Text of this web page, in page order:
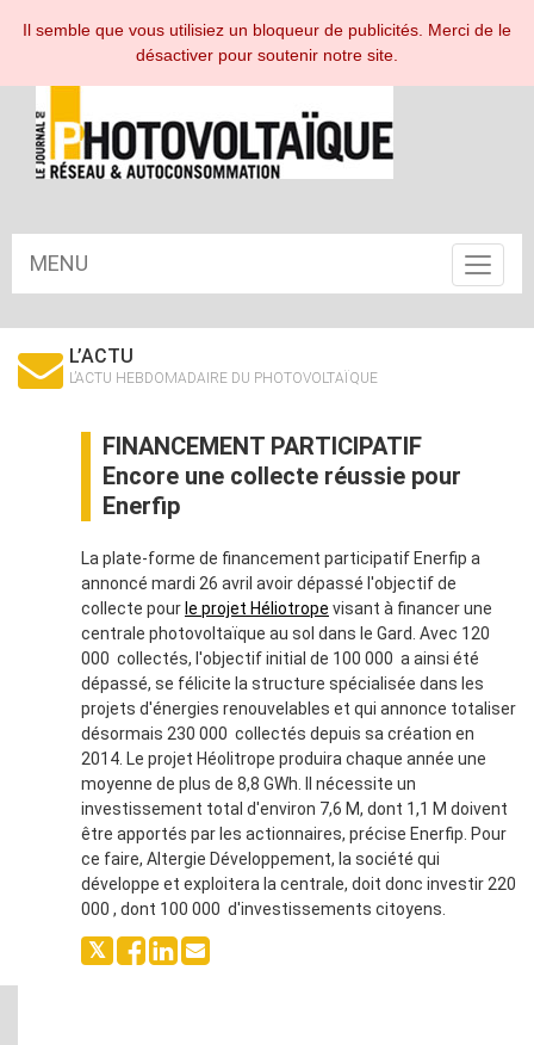
ESPACE ABONNÉ
MENU
Toggle
L’ACTU
L’ACTU HEBDOMADAIRE DU PHOTOVOLTAÏQUE
FINANCEMENT PARTICIPATIF
Encore une collecte réussie pour
Enerfip
La plate-forme de financement participatif Enerfip a
annoncé mardi 26 avril avoir dépassé l'objectif de
collecte pour le projet Héliotrope visant à financer une
centrale photovoltaïque au sol dans le Gard. Avec 120
000  collectés, l'objectif initial de 100 000  a ainsi été
dépassé, se félicite la structure spécialisée dans les
projets d'énergies renouvelables et qui annonce totaliser
désormais 230 000  collectés depuis sa création en
2014. Le projet Héolitrope produira chaque année une
moyenne de plus de 8,8 GWh. Il nécessite un
investissement total d'environ 7,6 M, dont 1,1 M doivent
être apportés par les actionnaires, précise Enerfip. Pour
ce faire, Altergie Développement, la société qui
développe et exploitera la centrale, doit donc investir 220
000 , dont 100 000  d'investissements citoyens.
Il semble que vous utilisiez un bloqueur de publicités. Merci de le
désactiver pour soutenir notre site.